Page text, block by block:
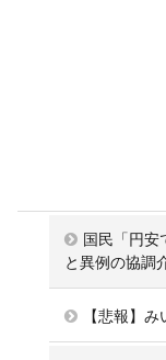
国民「円安
と異例の協調
【悲報】